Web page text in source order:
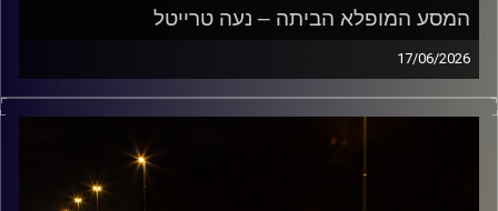
המסע המופלא הביתה – נעה טרייטל
17/06/2026
מוזיקה שתלווה אותנו אחרי יום עבודה ארוך ותחזיר אותנו
הביתה בשלום עם נועה טרייטל
קרדיט תמונות: